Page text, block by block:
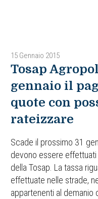
15 Gennaio 2015
Tosap
gennaio il
quote con
rateizzare
Scade il prossimo 31
devono essere effettuati
della Tosap. La tassa
effettuate nelle strade,
appartenenti al demanio